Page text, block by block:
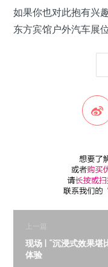
如果你也对此抱有兴
东方宾馆户外汽车展
上一篇
现场 | “沉浸式效果堪
体验